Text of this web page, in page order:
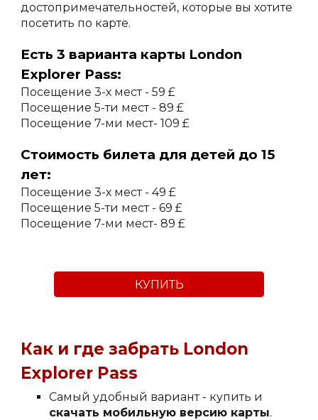
достопримечательностей, которые вы хотите
посетить по карте.
Есть 3 варианта карты London
Explorer Pass:
Посещение 3-х мест - 59 £
Посещение 5-ти мест - 89 £
Посещение 7-ми мест- 109 £
Стоимость билета для детей до 15
лет:
Посещение 3-х мест - 49 £
Посещение 5-ти мест - 69 £
Посещение 7-ми мест- 89 £
КУПИТЬ
Как и где забрать London
Explorer Pass
Самый удобный вариант - купить и
скачать мобильную версию карты.